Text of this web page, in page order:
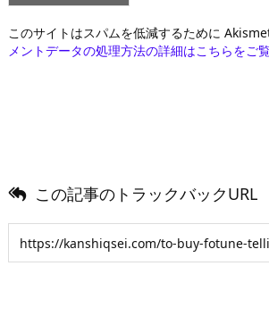
このサイトはスパムを低減するために
メントデータの処理方法の詳細はこちらをご
この記事のトラックバックURL